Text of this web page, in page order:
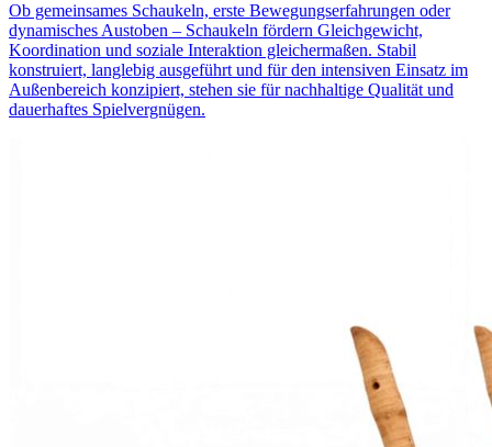
Ob gemeinsames Schaukeln, erste Bewegungserfahrungen oder
dynamisches Austoben – Schaukeln fördern Gleichgewicht,
Koordination und soziale Interaktion gleichermaßen. Stabil
konstruiert, langlebig ausgeführt und für den intensiven Einsatz im
Außenbereich konzipiert, stehen sie für nachhaltige Qualität und
dauerhaftes Spielvergnügen.